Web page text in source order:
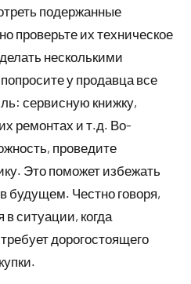
подержанные
проверьте их техническое
несколькими
у продавца все
сервисную книжку,
ремонтах и т.д. Во-
проведите
Это поможет избежать
будущем. Честно говоря,
в ситуации, когда
дорогостоящего